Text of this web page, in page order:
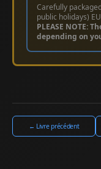
Carefully
public holidays)
PLEASE NOTE:
depending on
← Livre précédent